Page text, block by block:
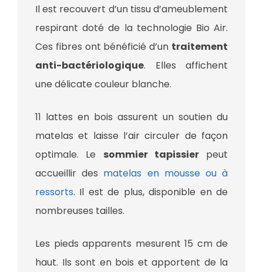
Il est recouvert d’un tissu d’ameublement
respirant doté de la technologie Bio Air.
Ces fibres ont bénéficié d’un traitement
anti-bactériologique. Elles affichent
une délicate couleur blanche.
11 lattes en bois assurent un soutien du
matelas et laisse l’air circuler de façon
optimale. Le sommier tapissierpeut
accueillir des matelas en mousse ou à
ressorts. Il est de plus, disponible en de
nombreuses tailles.
Les pieds apparents mesurent 15 cm de
haut. Ils sont en bois et apportent de la